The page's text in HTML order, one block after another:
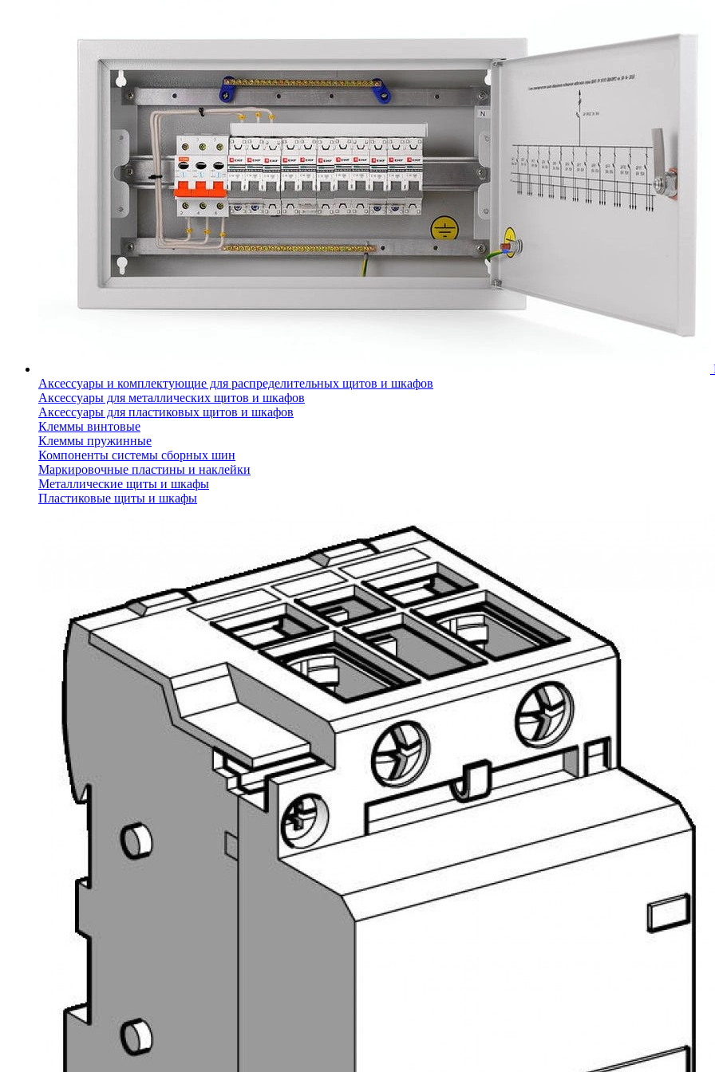
Аксессуары и комплектующие для распределительных щитов и шкафов
Аксессуары для металлических щитов и шкафов
Аксессуары для пластиковых щитов и шкафов
Клеммы винтовые
Клеммы пружинные
Компоненты системы сборных шин
Маркировочные пластины и наклейки
Металлические щиты и шкафы
Пластиковые щиты и шкафы